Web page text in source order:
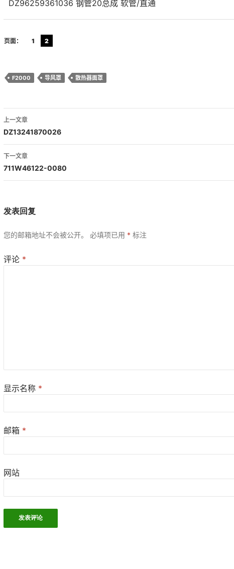
DZ96259361036 钢管20总成 软管/直通
页面： 1 2
F2000 导风罩 散热器面罩
文
章
导
航
上一文章
DZ13241870026
下一文章
711W46122-0080
发表回复
您的邮箱地址不会被公开。 必填项已用 * 标注
评论 *
显示名称 *
邮箱 *
网站